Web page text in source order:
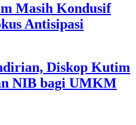
Masih Kondusif
Antisipasi
Diskop Kutim
NIB bagi UMKM